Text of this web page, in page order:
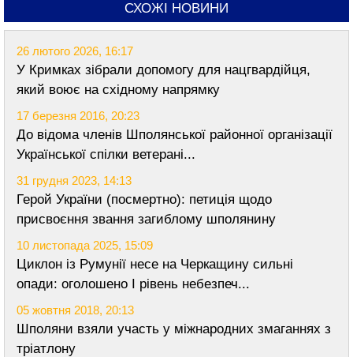
СХОЖІ НОВИНИ
26 лютого 2026, 16:17
У Кримках зібрали допомогу для нацгвардійця,
який воює на східному напрямку
17 березня 2016, 20:23
До відома членів Шполянської районної організації
Української спілки ветерані...
31 грудня 2023, 14:13
Герой України (посмертно): петиція щодо
присвоєння звання загиблому шполянину
10 листопада 2025, 15:09
Циклон із Румунії несе на Черкащину сильні
опади: оголошено I рівень небезпеч...
05 жовтня 2018, 20:13
Шполяни взяли участь у міжнародних змаганнях з
тріатлону